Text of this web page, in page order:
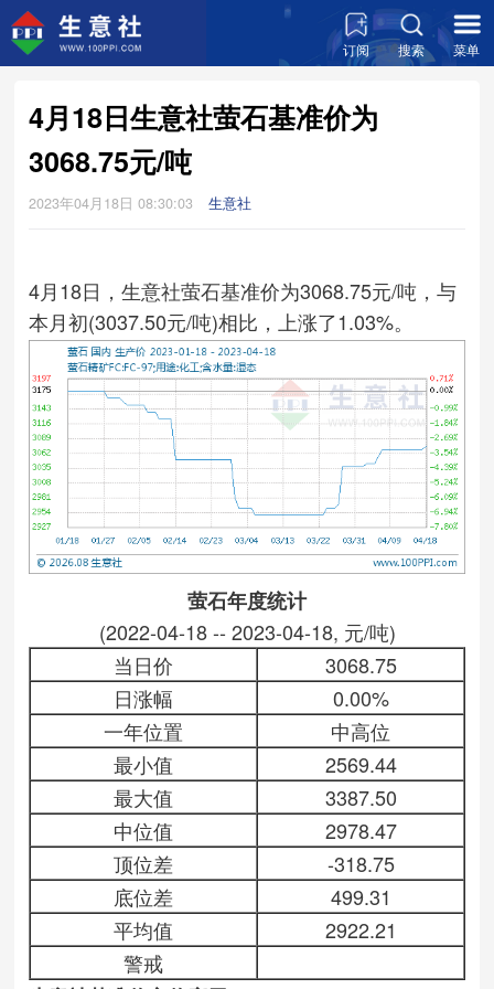
订阅 搜索 菜单
4月18日生意社萤石基准价为
3068.75元/吨
2023年04月18日 08:30:03 生意社
4月18日，生意社萤石基准价为3068.75元/吨，与
本月初(3037.50元/吨)相比，上涨了1.03%。
萤石年度统计
(2022-04-18 -- 2023-04-18, 元/吨)
当日价
3068.75
日涨幅
0.00%
一年位置
中高位
最小值
2569.44
最大值
3387.50
中位值
2978.47
顶位差
-318.75
底位差
499.31
平均值
2922.21
警戒